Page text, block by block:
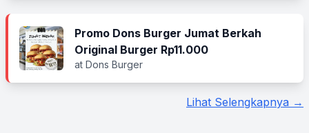
Promo Dons Burger Jumat Berkah
Original Burger Rp11.000
at Dons Burger
Lihat Selengkapnya →